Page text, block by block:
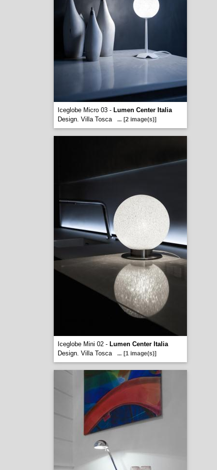
Iceglobe Micro 03 - Lumen Center Italia
Design. Villa Tosca
... [2 image(s)]
Iceglobe Mini 02 - Lumen Center Italia
Design. Villa Tosca
... [1 image(s)]